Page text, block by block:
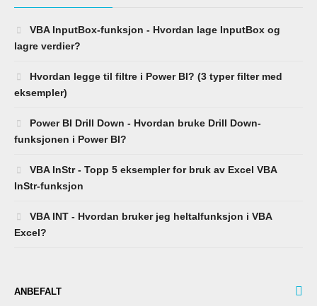
VBA InputBox-funksjon - Hvordan lage InputBox og
lagre verdier?
Hvordan legge til filtre i Power BI? (3 typer filter med
eksempler)
Power BI Drill Down - Hvordan bruke Drill Down-
funksjonen i Power BI?
VBA InStr - Topp 5 eksempler for bruk av Excel VBA
InStr-funksjon
VBA INT - Hvordan bruker jeg heltalfunksjon i VBA
Excel?
ANBEFALT